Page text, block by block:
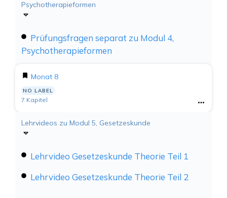
Psychotherapieformen
Prüfungsfragen separat zu Modul 4,
Psychotherapieformen
Monat 8
NO LABEL
7 Kapitel
Lehrvideos zu Modul 5, Gesetzeskunde
Lehrvideo Gesetzeskunde Theorie Teil 1
Lehrvideo Gesetzeskunde Theorie Teil 2